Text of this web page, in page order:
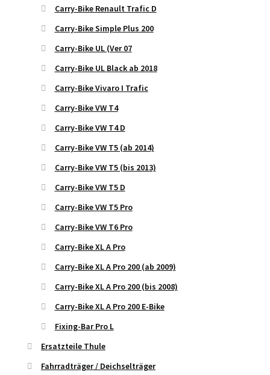
Carry-Bike Renault Trafic D
Carry-Bike Simple Plus 200
Carry-Bike UL (Ver 07
Carry-Bike UL Black ab 2018
Carry-Bike Vivaro I Trafic
Carry-Bike VW T4
Carry-Bike VW T4 D
Carry-Bike VW T5 (ab 2014)
Carry-Bike VW T5 (bis 2013)
Carry-Bike VW T5 D
Carry-Bike VW T5 Pro
Carry-Bike VW T6 Pro
Carry-Bike XL A Pro
Carry-Bike XL A Pro 200 (ab 2009)
Carry-Bike XL A Pro 200 (bis 2008)
Carry-Bike XL A Pro 200 E-Bike
Fixing-Bar Pro L
Ersatzteile Thule
Fahrradträger / Deichselträger